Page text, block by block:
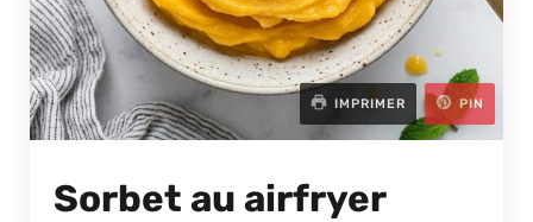
IMPRIMER PIN
Sorbet au airfryer